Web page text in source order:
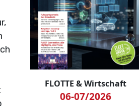
FLOTTE & Wirtschaft
06-07/2026